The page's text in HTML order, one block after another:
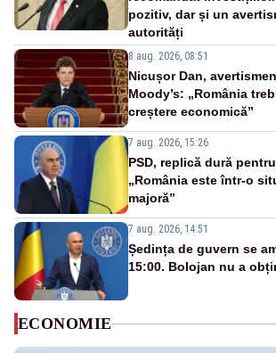
pozitiv, dar și un
autorități
8 aug. 2026, 08:51
Nicușor Dan,
Moody’s: „România
creștere economică”
7 aug. 2026, 15:26
PSD, replică dură
„România este într-o
majoră”
7 aug. 2026, 14:51
Ședința de guvern se
15:00. Bolojan nu a
ECONOMIE